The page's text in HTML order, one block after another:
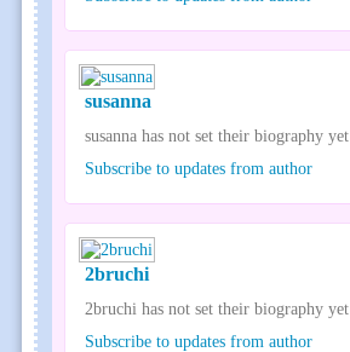
susanna
susanna has not set their biography yet
Subscribe to updates from author
2bruchi
2bruchi has not set their biography yet
Subscribe to updates from author